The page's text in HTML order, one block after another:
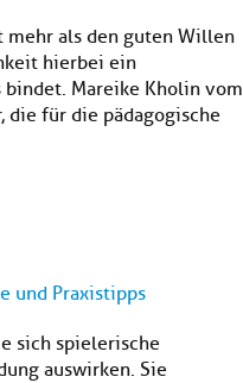
mehr als den guten Willen
hierbei ein
Mareike Kholin vom
die für die pädagogische
und Praxistipps
sich spielerische
auswirken. Sie